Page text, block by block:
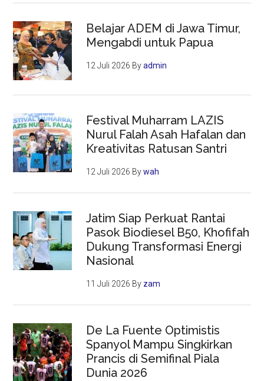
Belajar ADEM di Jawa Timur,
Mengabdi untuk Papua
12 Juli 2026 Byadmin
Festival Muharram LAZIS
Nurul Falah Asah Hafalan dan
Kreativitas Ratusan Santri
12 Juli 2026 Bywah
Jatim Siap Perkuat Rantai
Pasok Biodiesel B50, Khofifah
Dukung Transformasi Energi
Nasional
11 Juli 2026 By zam
De La Fuente Optimistis
Spanyol Mampu Singkirkan
Prancis di Semifinal Piala
Dunia 2026